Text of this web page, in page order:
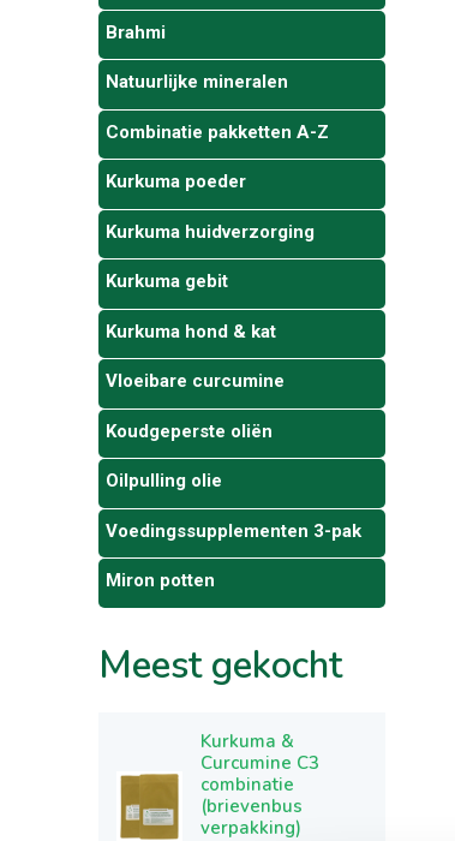
Brahmi
Natuurlijke mineralen
Combinatie pakketten A-Z
Kurkuma poeder
Kurkuma huidverzorging
Kurkuma gebit
Kurkuma hond & kat
Vloeibare curcumine
Koudgeperste oliën
Oilpulling olie
Voedingssupplementen 3-pak
Miron potten
Meest gekocht
Kurkuma &
Curcumine C3
combinatie
(brievenbus
verpakking)